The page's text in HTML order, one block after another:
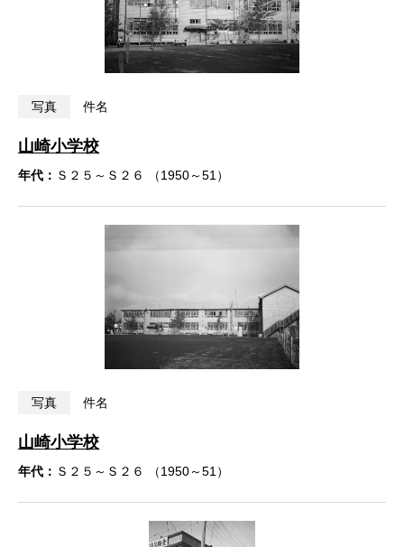
写真 件名
山崎小学校
年代： Ｓ２５～Ｓ２６ （1950～51）
写真 件名
山崎小学校
年代： Ｓ２５～Ｓ２６ （1950～51）